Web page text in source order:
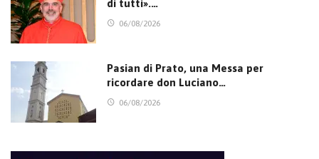
di tutti».…
06/08/2026
Pasian di Prato, una Messa per
ricordare don Luciano…
06/08/2026